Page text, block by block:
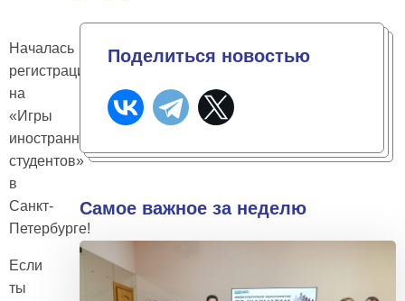
Началась
регистрация
на
«Игры
иностранных
студентов»
в
Санкт-
Петербурге!
Если
ты
Поделиться новостью
Самое важное за неделю